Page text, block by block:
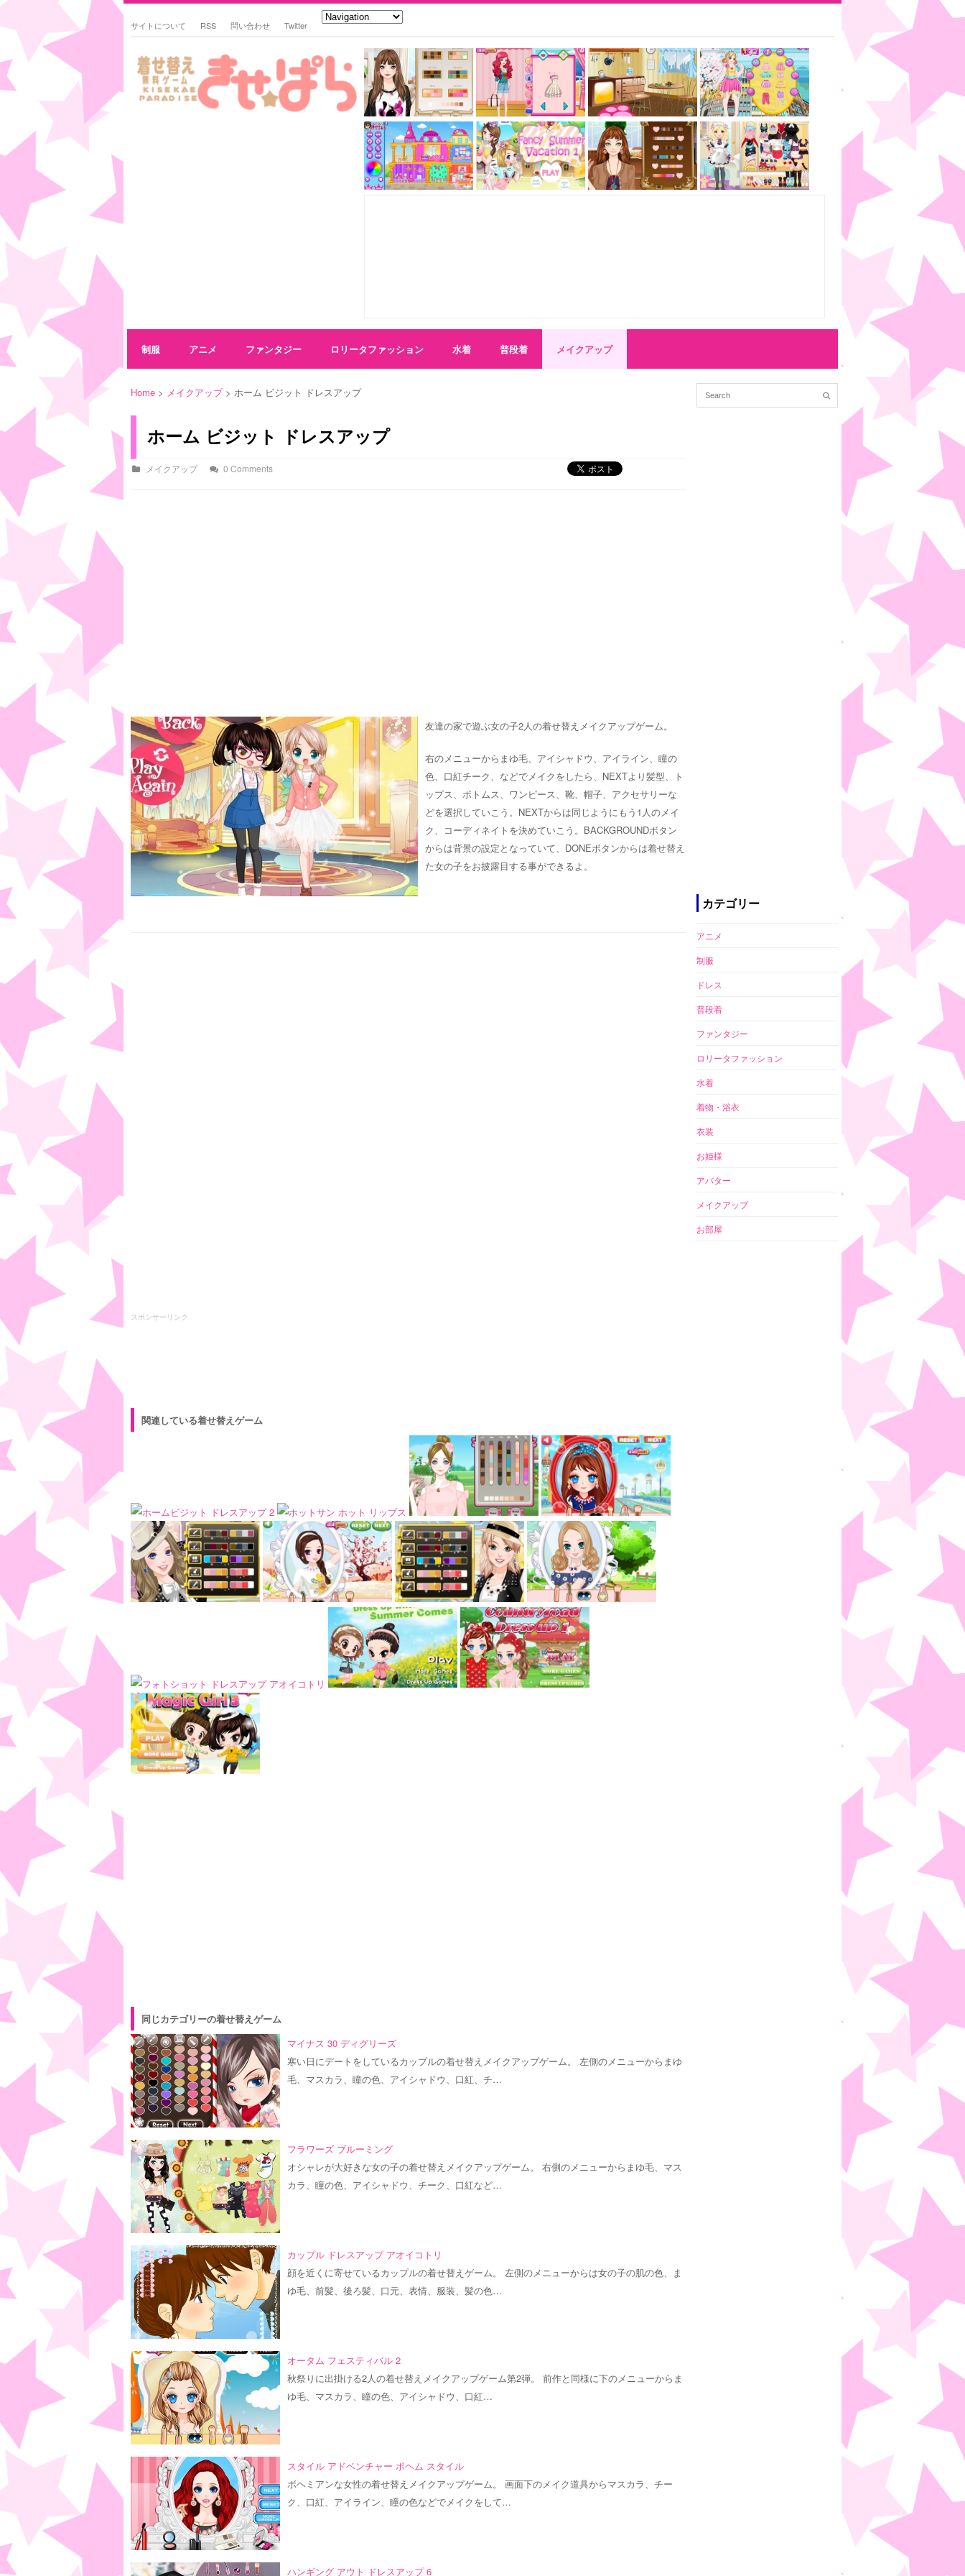
サイトについて RSS 問い合わせ Twitter
制服 アニメ ファンタジー ロリータファッション 水着 普段着 メイクアップ
Home > メイクアップ> ホーム ビジット ドレスアップ
ホーム ビジット ドレスアップ
メイクアップ 0 Comments
友達の家で遊ぶ女の子2人の着せ替えメイクアップゲーム。
右のメニューからまゆ毛、アイシャドウ、アイライン、瞳の
色、口紅チーク、などでメイクをしたら、NEXTより髪型、ト
ップス、ボトムス、ワンピース、靴、帽子、アクセサリーな
どを選択していこう。NEXTからは同じようにもう1人のメイ
ク、コーディネイトを決めていこう。BACKGROUNDボタン
からは背景の設定となっていて、DONEボタンからは着せ替え
た女の子をお披露目する事ができるよ。
スポンサーリンク
関連している着せ替えゲーム
同じカテゴリーの着せ替えゲーム
マイナス 30 ディグリーズ
寒い日にデートをしているカップルの着せ替えメイクアップゲーム。 左側のメニューからまゆ
毛、マスカラ、瞳の色、アイシャドウ、口紅、チ…
フラワーズ ブルーミング
オシャレが大好きな女の子の着せ替えメイクアップゲーム。 右側のメニューからまゆ毛、マス
カラ、瞳の色、アイシャドウ、チーク、口紅など…
カップル ドレスアップ アオイコトリ
顔を近くに寄せているカップルの着せ替えゲーム。 左側のメニューからは女の子の肌の色、ま
ゆ毛、前髪、後ろ髪、口元、表情、服装、髪の色…
オータム フェスティバル 2
秋祭りに出掛ける2人の着せ替えメイクアップゲーム第2弾。 前作と同様に下のメニューからま
ゆ毛、マスカラ、瞳の色、アイシャドウ、口紅…
スタイル アドベンチャー ボヘム スタイル
ボヘミアンな女性の着せ替えメイクアップゲーム。 画面下のメイク道具からマスカラ、チー
ク、口紅、アイライン、瞳の色などでメイクをして…
ハンギング アウト ドレスアップ 6
カテゴリー
アニメ
制服
ドレス
普段着
ファンタジー
ロリータファッション
水着
着物・浴衣
衣装
お姫様
アバター
メイクアップ
お部屋